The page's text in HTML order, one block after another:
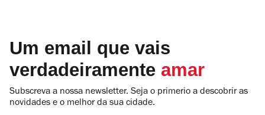
Um email que vais
verdadeiramente amar
Subscreva a nossa newsletter. Seja o primerio a descobrir as
novidades e o melhor da sua cidade.